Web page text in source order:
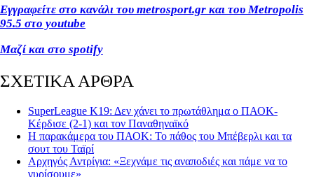
Εγγραφείτε στο κανάλι του metrosport.gr και του Metropolis
95.5 στο youtube
Μαζί και στο spotify
ΣΧΕΤΙΚΑ ΑΡΘΡΑ
SuperLeague Κ19: Δεν χάνει το πρωτάθλημα ο ΠΑΟΚ-
Κέρδισε (2-1) και τον Παναθηναϊκό
Η παρακάμερα του ΠΑΟΚ: Το πάθος του Μπέβερλι και τα
σουτ του Ταϊρί
Αρχηγός Αντρίγια: «Ξεχνάμε τις αναποδιές και πάμε να το
γυρίσουμε»